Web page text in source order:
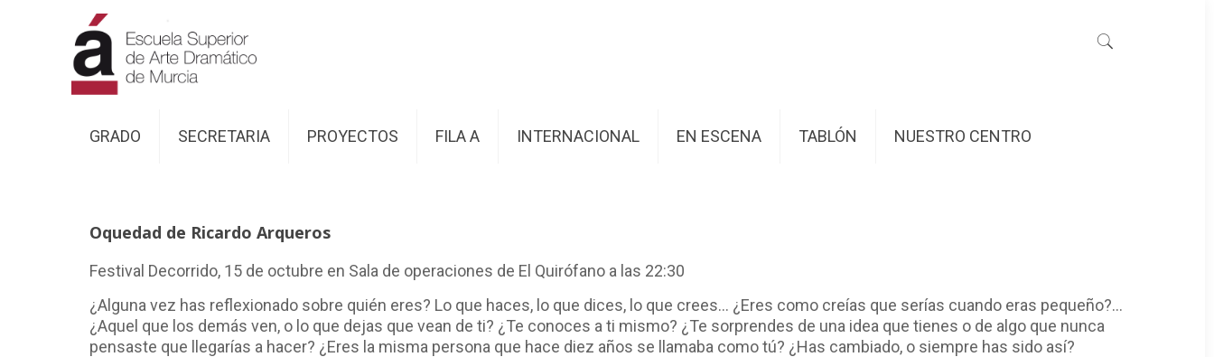
GRADO SECRETARIA PROYECTOS FILA A INTERNACIONAL EN ESCENA TABLÓN NUESTRO CENTRO
Oquedad de Ricardo Arqueros
Festival Decorrido, 15 de octubre en Sala de operaciones de El Quirófano a las 22:30
¿Alguna vez has reflexionado sobre quién eres? Lo que haces, lo que dices, lo que crees... ¿Eres como creías que serías cuando eras pequeño?...
¿Aquel que los demás ven, o lo que dejas que vean de ti? ¿Te conoces a ti mismo? ¿Te sorprendes de una idea que tienes o de algo que nunca
pensaste que llegarías a hacer? ¿Eres la misma persona que hace diez años se llamaba como tú? ¿Has cambiado, o siempre has sido así?